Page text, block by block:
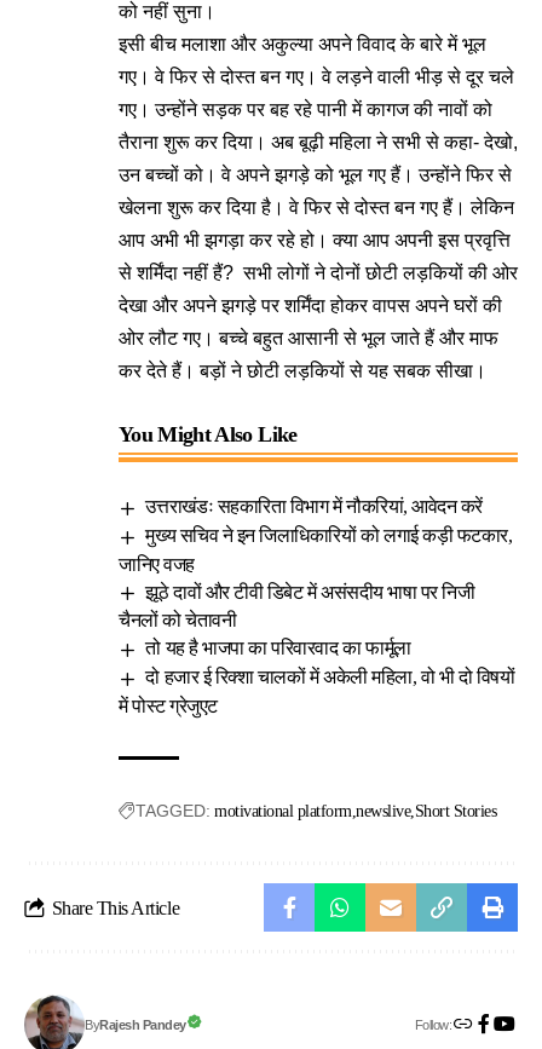
को नहीं सुना।
इसी बीच मलाशा और अकुल्या अपने विवाद के बारे में भूल
गए। वे फिर से दोस्त बन गए। वे लड़ने वाली भीड़ से दूर चले
गए। उन्होंने सड़क पर बह रहे पानी में कागज की नावों को
तैराना शुरू कर दिया। अब बूढ़ी महिला ने सभी से कहा- देखो,
उन बच्चों को। वे अपने झगड़े को भूल गए हैं। उन्होंने फिर से
खेलना शुरू कर दिया है। वे फिर से दोस्त बन गए हैं। लेकिन
आप अभी भी झगड़ा कर रहे हो। क्या आप अपनी इस प्रवृत्ति
से शर्मिंदा नहीं हैं? सभी लोगों ने दोनों छोटी लड़कियों की ओर
देखा और अपने झगड़े पर शर्मिंदा होकर वापस अपने घरों की
ओर लौट गए। बच्चे बहुत आसानी से भूल जाते हैं और माफ
कर देते हैं। बड़ों ने छोटी लड़कियों से यह सबक सीखा।
You Might Also Like
उत्तराखंडः सहकारिता विभाग में नौकरियां, आवेदन करें
मुख्य सचिव ने इन जिलाधिकारियों को लगाई कड़ी फटकार,
जानिए वजह
झूठे दावों और टीवी डिबेट में असंसदीय भाषा पर निजी
चैनलों को चेतावनी
तो यह है भाजपा का परिवारवाद का फार्मूला
दो हजार ई रिक्शा चालकों में अकेली महिला, वो भी दो विषयों
में पोस्ट ग्रेजुएट
TAGGED: motivational platform newslive Short Stories
Share This Article
ByRajesh Pandey Follow: